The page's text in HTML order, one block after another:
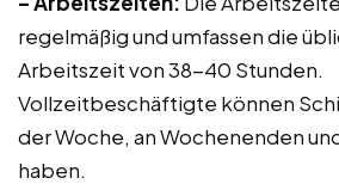
regelmäßig und umfassen die
Arbeitszeit von 38-40 Stunden.
Vollzeitbeschäftigte können
der Woche, an Wochenenden
haben.